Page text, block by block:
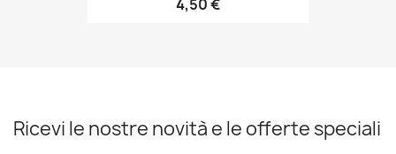
4,50 €
Ricevi le nostre novità e le offerte speciali